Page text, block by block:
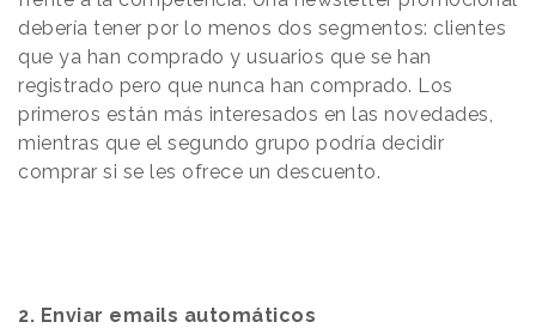
debería tener por lo menos dos segmentos: clientes
que ya han comprado y usuarios que se han
registrado pero que nunca han comprado. Los
primeros están más interesados en las novedades,
mientras que el segundo grupo podría decidir
comprar si se les ofrece un descuento.
2. Enviar emails automáticos